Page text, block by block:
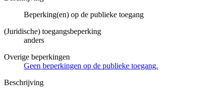
Beperking(en) op de publieke toegang
(Juridische) toegangsbeperking
anders
Overige beperkingen
Geen beperkingen op de publieke toegang.
Beschrijving